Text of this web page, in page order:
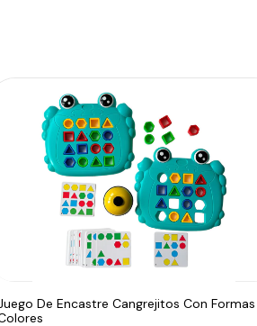
De Encastre Cangrejitos Con Formas